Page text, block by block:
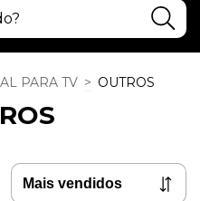
PARA TV > OUTROS